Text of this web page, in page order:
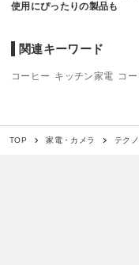
使用にぴったりの製品も
関連キーワード
コーヒー キッチン家電 コ
TOP 家電・カメラ テク